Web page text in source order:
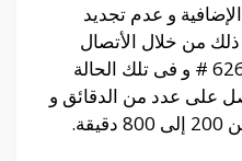
و عدم تجديد
من خلال الأتصال
على الكود التالى *626 # و فى تلك الحالة
على عدد من الدقائق و